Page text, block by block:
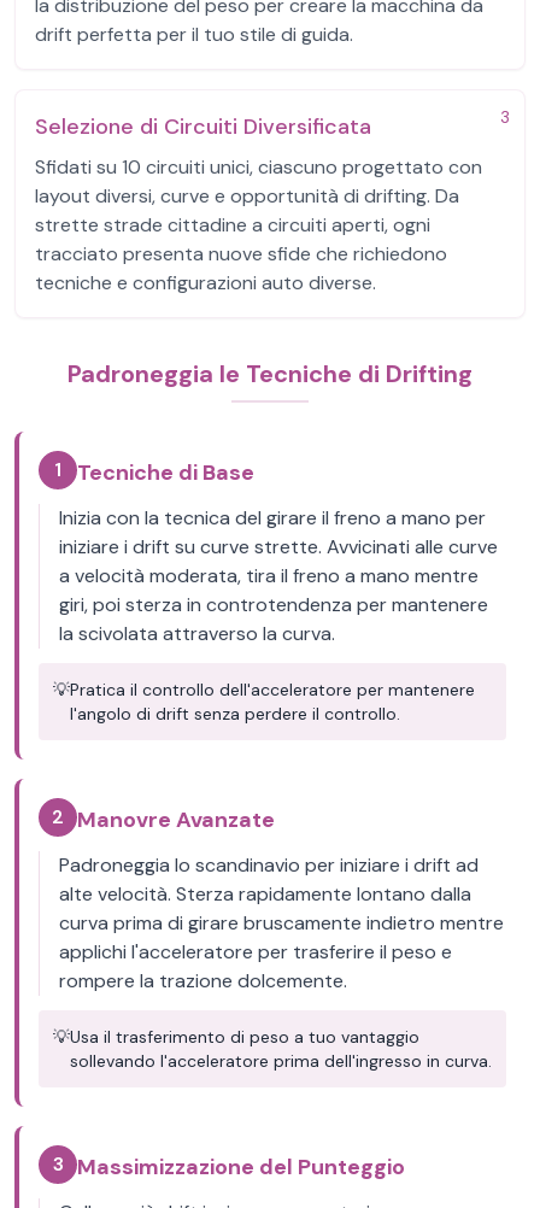
la distribuzione del peso per creare la macchina da
drift perfetta per il tuo stile di guida.
3
Selezione di Circuiti Diversificata
Sfidati su 10 circuiti unici, ciascuno progettato con
layout diversi, curve e opportunità di drifting. Da
strette strade cittadine a circuiti aperti, ogni
tracciato presenta nuove sfide che richiedono
tecniche e configurazioni auto diverse.
Padroneggia le Tecniche di Drifting
1 Tecniche di Base
Inizia con la tecnica del girare il freno a mano per
iniziare i drift su curve strette. Avvicinati alle curve
a velocità moderata, tira il freno a mano mentre
giri, poi sterza in controtendenza per mantenere
la scivolata attraverso la curva.
💡Pratica il controllo dell'acceleratore per mantenere
l'angolo di drift senza perdere il controllo.
2 Manovre Avanzate
Padroneggia lo scandinavio per iniziare i drift ad
alte velocità. Sterza rapidamente lontano dalla
curva prima di girare bruscamente indietro mentre
applichi l'acceleratore per trasferire il peso e
rompere la trazione dolcemente.
💡Usa il trasferimento di peso a tuo vantaggio
sollevando l'acceleratore prima dell'ingresso in curva.
3 Massimizzazione del Punteggio